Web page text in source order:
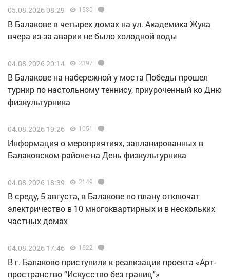
05.08.2026 08:29 1580
В Балакове в четырех домах на ул. Академика Жука
вчера из-за аварии не было холодной воды
04.08.2026 20:14 2397
В Балакове на набережной у моста Победы прошел
турнир по настольному теннису, приуроченный ко Дню
физкультурника
04.08.2026 19:26 1051
Информация о мероприятиях, запланированных в
Балаковском районе на День физкультурника
04.08.2026 18:39 2149
В среду, 5 августа, в Балакове по плану отключат
электричество в 10 многоквартирных и в нескольких
частных домах
04.08.2026 17:46 1622
В г. Балаково приступили к реализации проекта «Арт-
пространство “Искусство без границ”»